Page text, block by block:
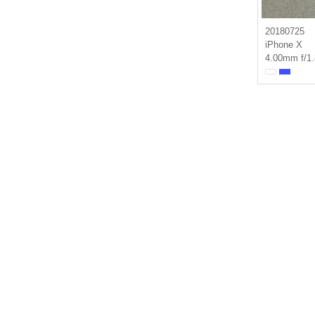
20180725
iPhone X
4.00mm f/